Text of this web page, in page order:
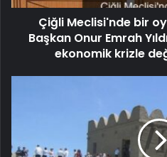
Çiğli Meclisi'nde bir
Başkan Onur Emrah
ekonomik krizle